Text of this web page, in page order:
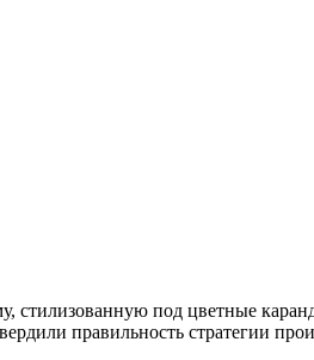
под цветные
правильность стратегии